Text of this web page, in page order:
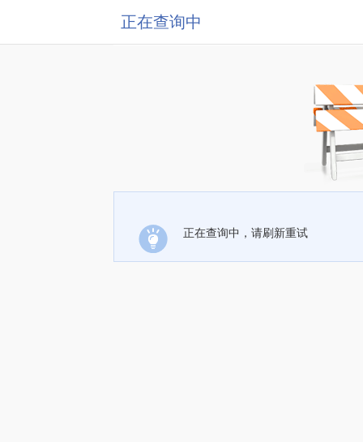
正在查询中
正在查询中，请刷新重试